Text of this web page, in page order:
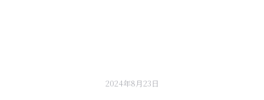
2024年8月23日